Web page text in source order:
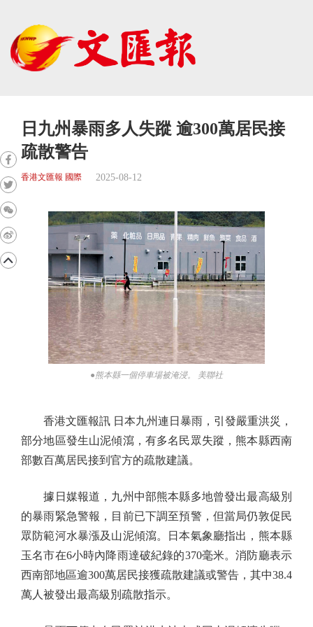
日九州暴雨多人失蹤 逾300萬居民接
疏散警告
香港文匯報 國際 2025-08-12
●熊本縣一個停車場被淹浸。 美聯社
香港文匯報訊 日本九州連日暴雨，引發嚴重洪災，
部分地區發生山泥傾瀉，有多名民眾失蹤，熊本縣西南
部數百萬居民接到官方的疏散建議。
據日媒報道，九州中部熊本縣多地曾發出最高級別
的暴雨緊急警報，目前已下調至預警，但當局仍敦促民
眾防範河水暴漲及山泥傾瀉。日本氣象廳指出，熊本縣
玉名市在6小時內降雨達破紀錄的370毫米。消防廳表示
西南部地區逾300萬居民接獲疏散建議或警告，其中38.4
萬人被發出最高級別疏散指示。